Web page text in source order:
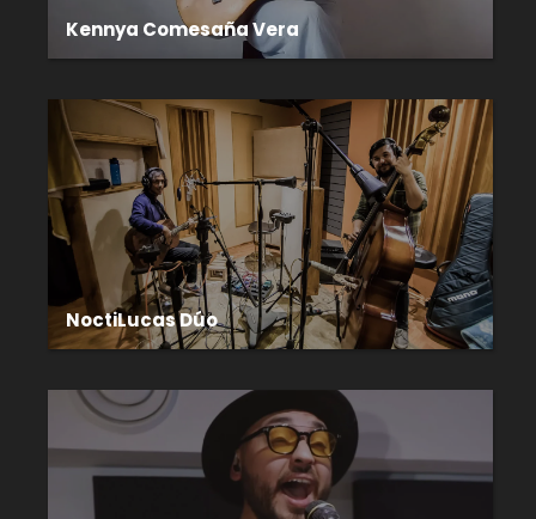
Kennya Comesaña Vera
NoctiLucas Dúo